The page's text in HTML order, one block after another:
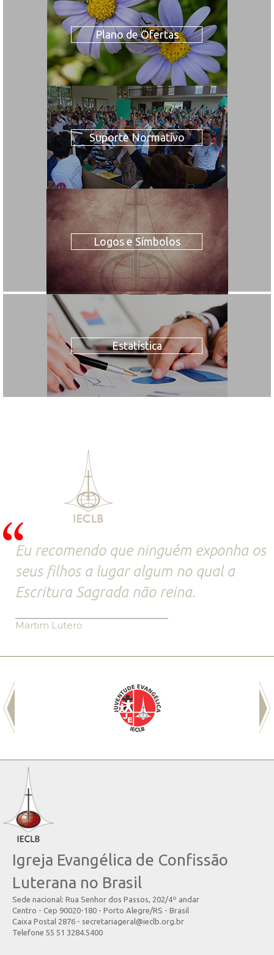
Plano de Ofertas
Suporte Normativo
Logos e Símbolos
Estatística
Eu recomendo que ninguém exponha os
seus filhos a lugar algum no qual a
Escritura Sagrada não reina.
Martim Lutero
Igreja Evangélica de Confissão
Luterana no Brasil
Sede nacional: Rua Senhor dos Passos, 202/4º andar
Centro - Cep 90020-180 - Porto Alegre/RS - Brasil
Caixa Postal 2876 - secretariageral@ieclb.org.br
Telefone 55 51 3284.5400